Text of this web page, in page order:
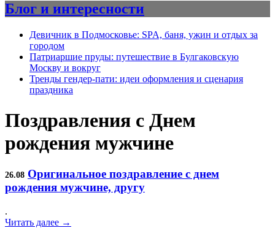
Блог и интересности
Девичник в Подмосковье: SPA, баня, ужин и отдых за
городом
Патриаршие пруды: путешествие в Булгаковскую
Москву и вокруг
Тренды гендер-пати: идеи оформления и сценария
праздника
Поздравления с Днем
рождения мужчине
26.08 Оригинальное поздравление с днем
рождения мужчине, другу
.
Читать далее →